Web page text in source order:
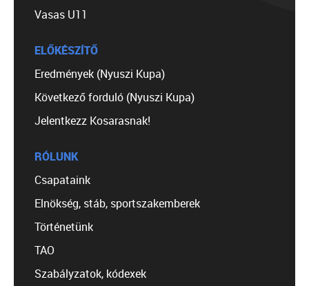
Vasas U11
ELŐKÉSZÍTŐ
Eredmények (Nyuszi Kupa)
Következő forduló (Nyuszi Kupa)
Jelentkezz Kosarasnak!
RÓLUNK
Csapataink
Elnökség, stáb, sportszakemberek
Történetünk
TAO
Szabályzatok, kódexek